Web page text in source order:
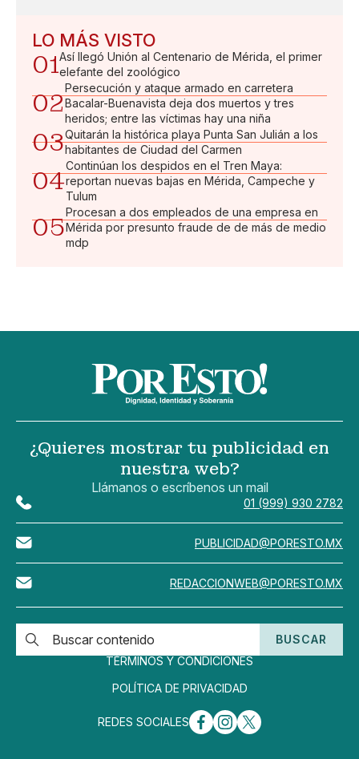
LO MÁS VISTO
01Así llegó Unión al Centenario de Mérida, el primer
elefante del zoológico
02
Persecución y ataque armado en carretera
Bacalar-Buenavista deja dos muertos y tres
heridos; entre las víctimas hay una niña
03Quitarán la histórica playa Punta San Julián a los
habitantes de Ciudad del Carmen
04
Continúan los despidos en el Tren Maya:
reportan nuevas bajas en Mérida, Campeche y
Tulum
05
Procesan a dos empleados de una empresa en
Mérida por presunto fraude de de más de medio
mdp
¿Quieres mostrar tu publicidad en
nuestra web?
Llámanos o escríbenos un mail
01 (999) 930 2782
PUBLICIDAD@PORESTO.MX
REDACCIONWEB@PORESTO.MX
BUSCAR
TÉRMINOS Y CONDICIONES
POLÍTICA DE PRIVACIDAD
REDES SOCIALES